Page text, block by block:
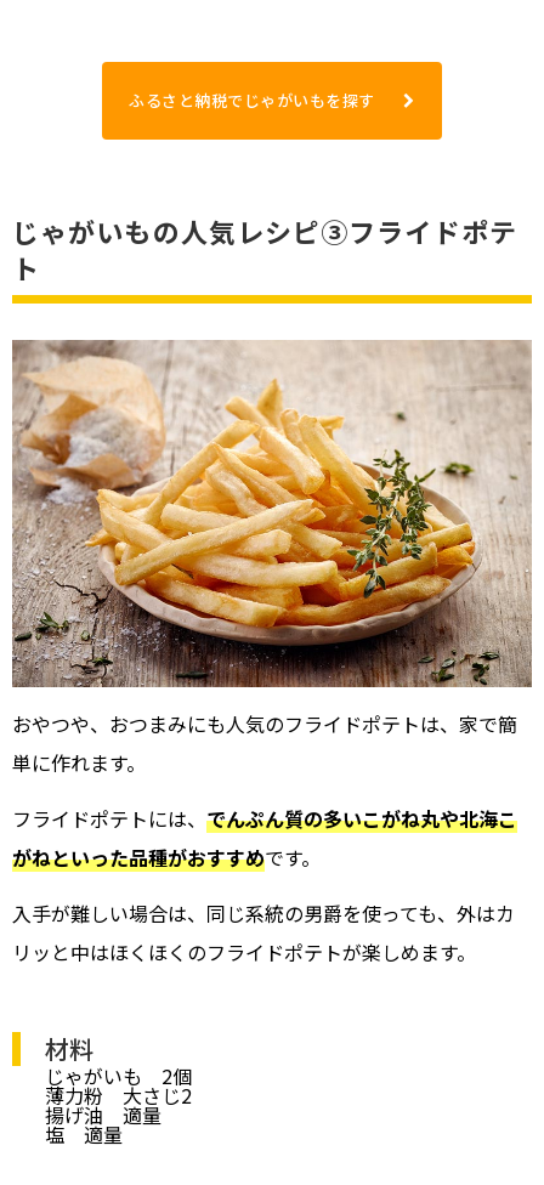
ふるさと納税でじゃがいもを探す
じゃがいもの人気レシピ③フライドポテ
ト
おやつや、おつまみにも人気のフライドポテトは、家で簡
単に作れます。
フライドポテトには、 でんぷん質の多いこがね丸や北海こ
がねといった品種がおすすめです。
入手が難しい場合は、同じ系統の男爵を使っても、外はカ
リッと中はほくほくのフライドポテトが楽しめます。
材料
じゃがいも 2個
薄力粉 大さじ2
揚げ油 適量
塩 適量